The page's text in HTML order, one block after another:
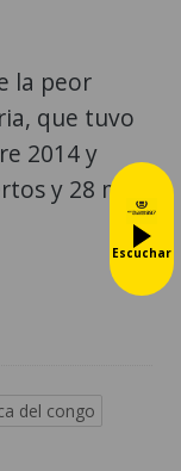
la peor
que tuvo
2014 y
y 28 mil
del congo
Escuchar